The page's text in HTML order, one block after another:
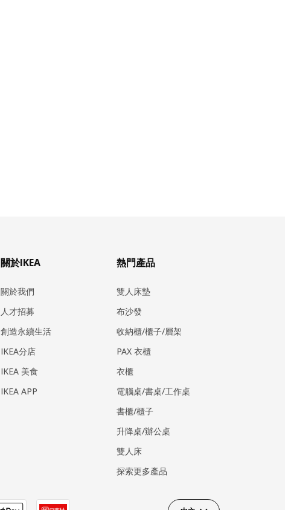
關於IKEA
關於我們
人才招募
創造永續生活
IKEA分店
IKEA 美食
IKEA APP
熱門產品
雙人床墊
布沙發
收納櫃/櫃子/層架
PAX 衣櫃
衣櫃
電腦桌/書桌/工作桌
書櫃/櫃子
升降桌/辦公桌
雙人床
探索更多產品